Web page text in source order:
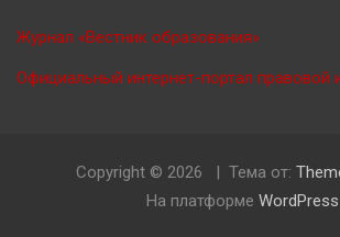
Журнал «Вестник образования»
Официальный интернет-портал правовой
Copyright © 2026 Тема от:
На платформе WordPress